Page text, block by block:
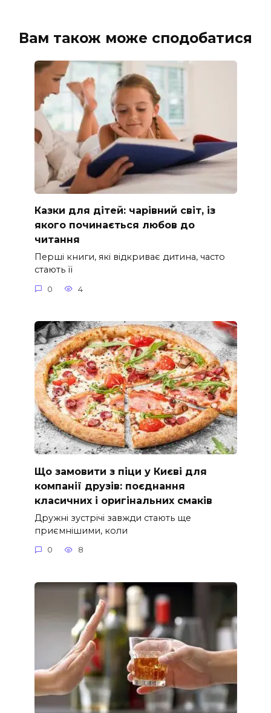
Вам також може сподобатися
Казки для дітей: чарівний світ, із
якого починається любов до
читання
Перші книги, які відкриває дитина, часто
стають її
0 4
Що замовити з піци у Києві для
компанії друзів: поєднання
класичних і оригінальних смаків
Дружні зустрічі завжди стають ще
приємнішими, коли
0 8